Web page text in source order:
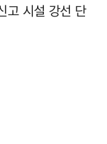
고 시설 강선 단